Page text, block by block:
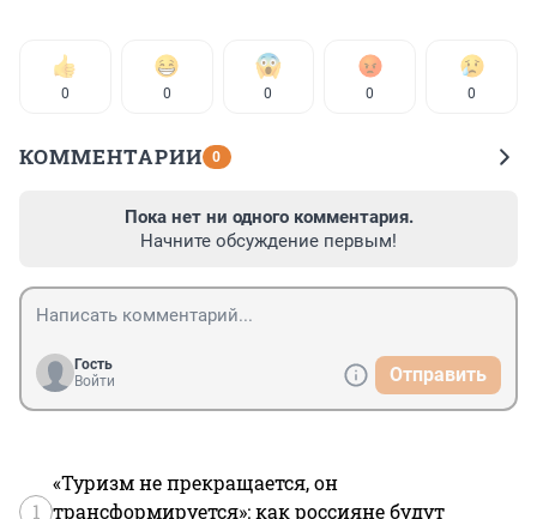
0 0 0 0 0
КОММЕНТАРИИ 0
Пока нет ни одного комментария.
Начните обсуждение первым!
Гость
Войти
Отправить
1
«Туризм не прекращается, он
трансформируется»: как россияне будут